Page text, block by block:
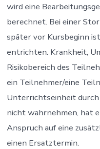
wird eine
berechnet. Bei einer
später vor Kursbeginn
entrichten. Krankheit,
Risikobereich des
ein Teilnehmer/eine
Unterrichtseinheit durch
nicht wahrnehmen, hat
Anspruch auf eine
einen Ersatztermin.